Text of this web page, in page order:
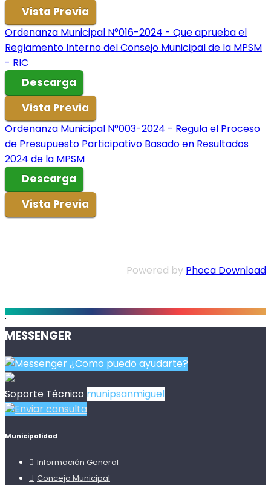
Vista Previa
Ordenanza Municipal N°016-2024 - Que aprueba el
Reglamento Interno del Consejo Municipal de la MPSM
- RIC
Descarga
Vista Previa
Ordenanza Municipal N°003-2024 - Regula el Proceso
de Presupuesto Participativo Basado en Resultados
2024 de la MPSM
Descarga
Vista Previa
Powered by Phoca Download
.
MESSENGER
¿Como puedo ayudarte?
Soporte Técnico munipsanmiguel
Enviar consulta
Municipalidad
Información General
Concejo Municipal